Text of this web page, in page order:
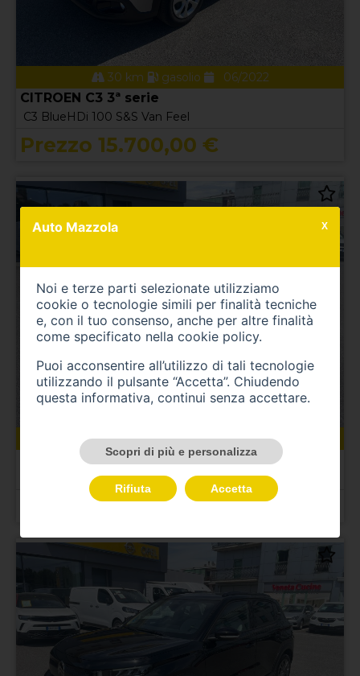
30 km gasolio 06/2022
CITROEN C3 3ª serie
C3 BlueHDi 100 S&S Van Feel
Prezzo 15.700,00 €
31600 km benzina 09/2023
CITROEN C3 3ª serie
C3 PureTech 83 S&S You
Prezzo 12.500,00 €
Auto Mazzola
Noi e terze parti selezionate utilizziamo
cookie o tecnologie simili per finalità tecniche
e, con il tuo consenso, anche per altre finalità
come specificato nella cookie policy.
Puoi acconsentire all’utilizzo di tali tecnologie
utilizzando il pulsante “Accetta”. Chiudendo
questa informativa, continui senza accettare.
Scopri di più e personalizza
Rifiuta Accetta
X